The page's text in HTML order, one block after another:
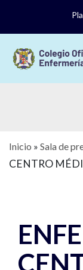
Inicio » Sala de
CENTRO